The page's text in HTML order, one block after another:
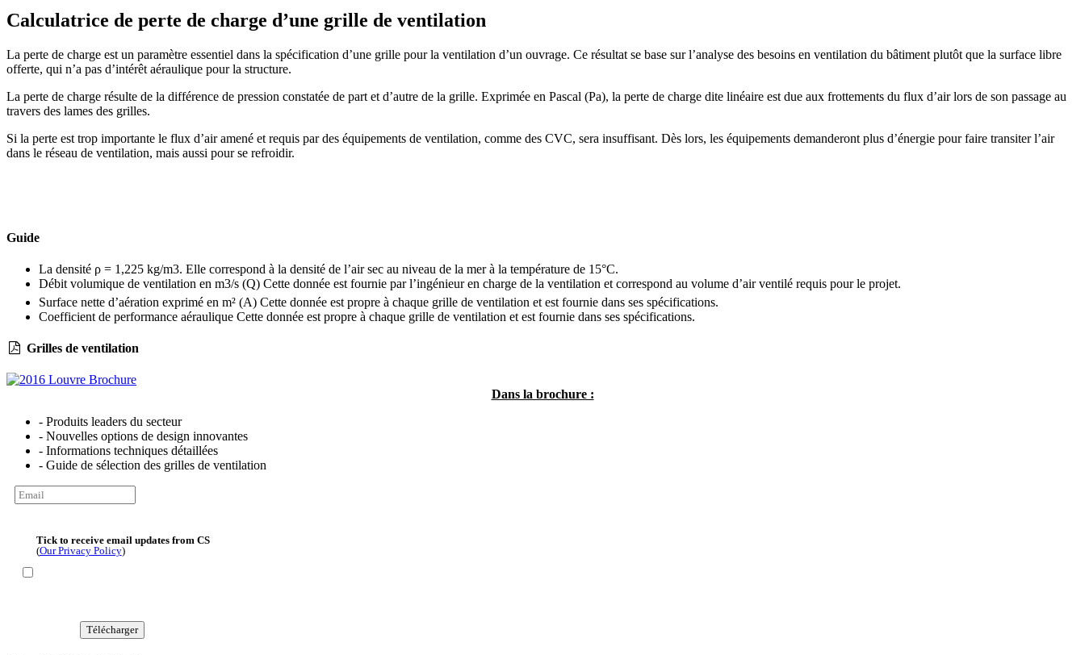
Calculatrice de perte de charge d’une grille de ventilation
La perte de charge est un paramètre essentiel dans la spécification d’une grille pour la ventilation d’un ouvrage. Ce résultat se base sur l’analyse des besoins en ventilation du bâtiment plutôt que la surface libre
offerte, qui n’a pas d’intérêt aéraulique pour la structure.
La perte de charge résulte de la différence de pression constatée de part et d’autre de la grille. Exprimée en Pascal (Pa), la perte de charge dite linéaire est due aux frottements du flux d’air lors de son passage au
travers des lames des grilles.
Si la perte est trop importante le flux d’air amené et requis par des équipements de ventilation, comme des CVC, sera insuffisant. Dès lors, les équipements demanderont plus d’énergie pour faire transiter l’air
dans le réseau de ventilation, mais aussi pour se refroidir.
Guide
La densité ρ = 1,225 kg/m3. Elle correspond à la densité de l’air sec au niveau de la mer à la température de 15°C.
Débit volumique de ventilation en m3/s (Q) Cette donnée est fournie par l’ingénieur en charge de la ventilation et correspond au volume d’air ventilé requis pour le projet.
Surface nette d’aération exprimé en m² (A) Cette donnée est propre à chaque grille de ventilation et est fournie dans ses spécifications.
Coefficient de performance aéraulique Cette donnée est propre à chaque grille de ventilation et est fournie dans ses spécifications.
Grilles de ventilation
Dans la brochure :
- Produits leaders du secteur
- Nouvelles options de design innovantes
- Informations techniques détaillées
- Guide de sélection des grilles de ventilation
Tick to receive email updates from CS
(Our Privacy Policy)
Télécharger